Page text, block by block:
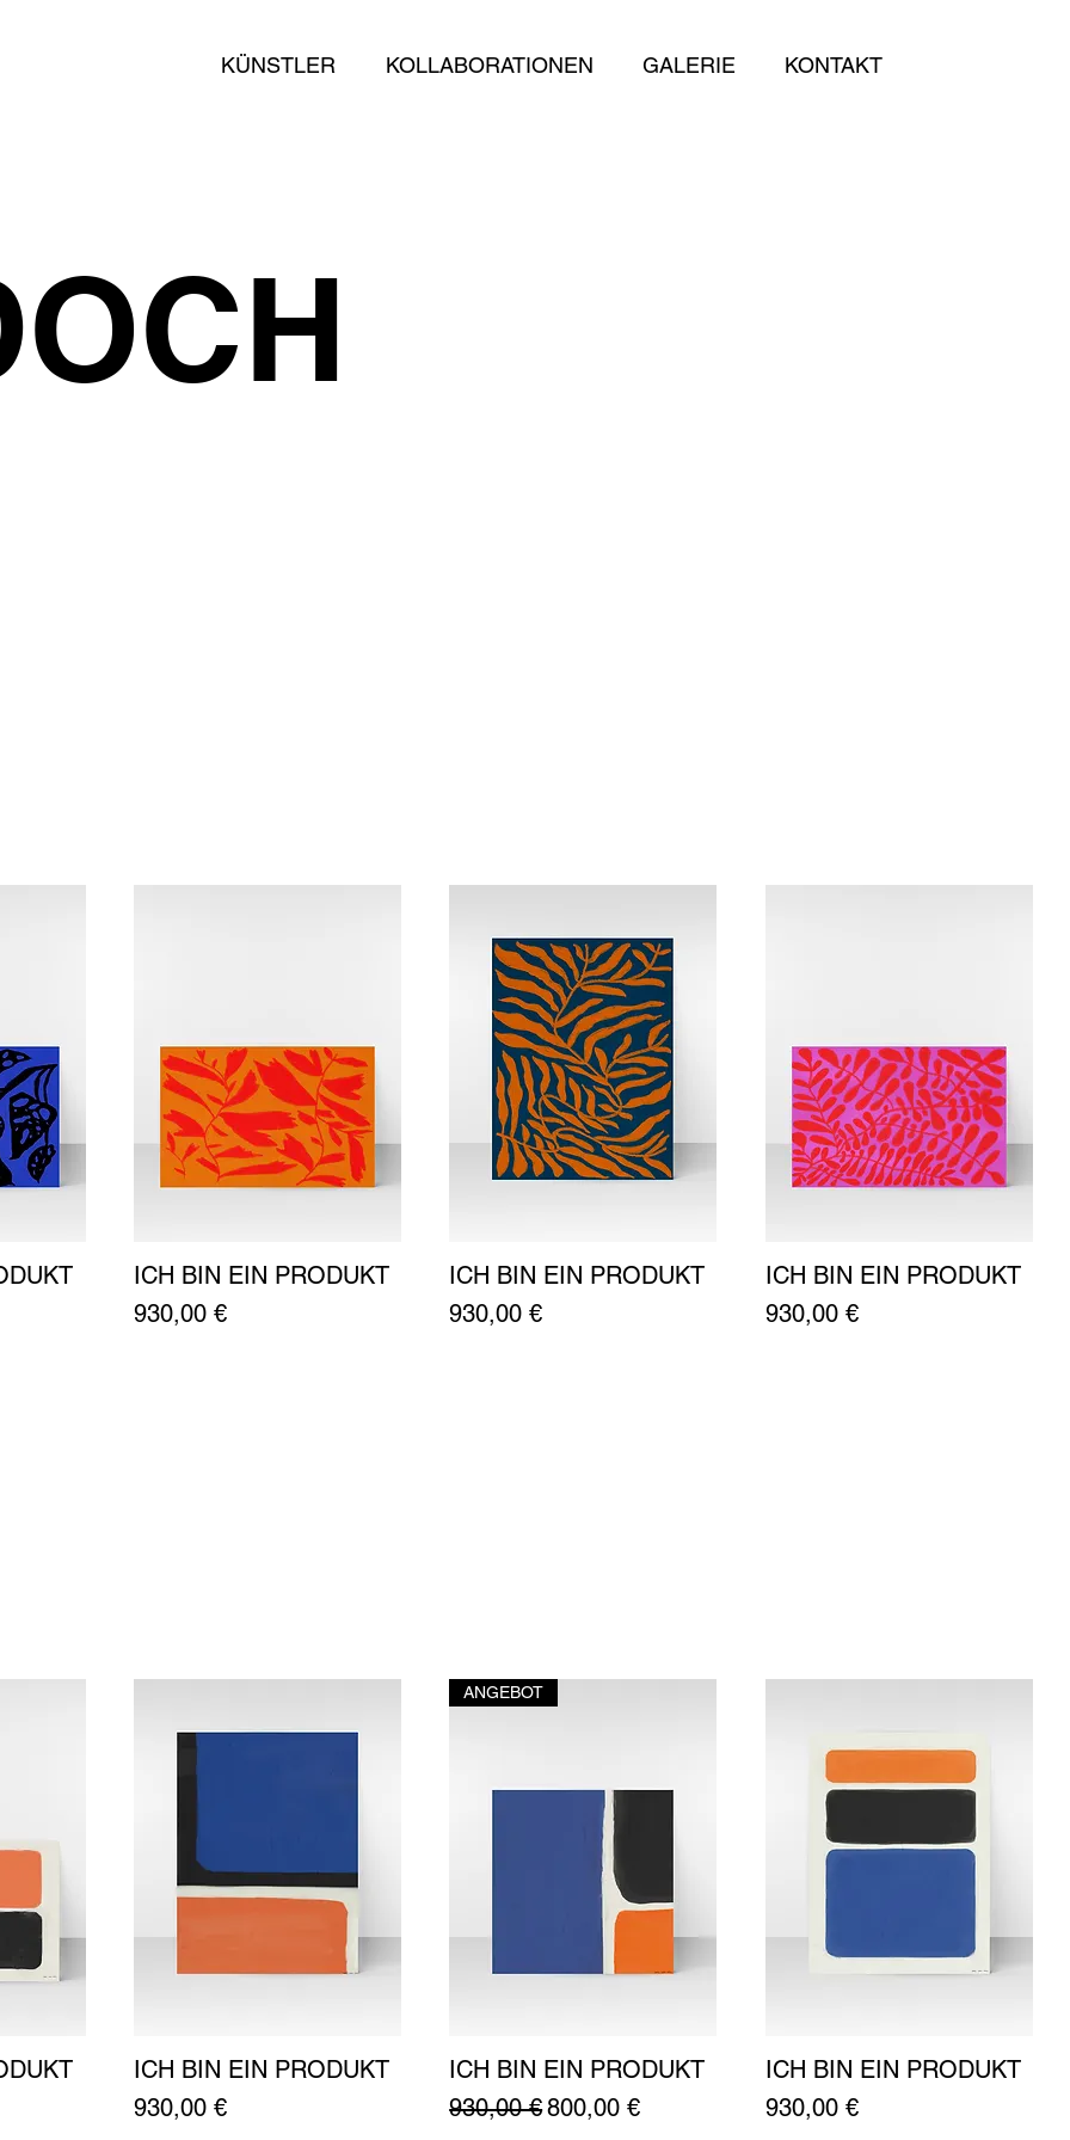
KÜNSTLER KOLLABORATIONEN GALERIE KONTAKT
Schnellansicht
ICH BIN EIN PRODUKT
Preis
930,00 €
Schnellansicht
ICH BIN EIN PRODUKT
Preis
930,00 €
Schnellansicht
ICH BIN EIN PRODUKT
Preis
930,00 €
Schnellansicht
ICH BIN EIN PRODUKT
Preis
930,00 €
Schnellansicht
ANGEBOT
ICH BIN EIN PRODUKT
Standardpreis
930,00 €Sale-Preis
800,00 €
Schnellansicht
ICH BIN EIN PRODUKT
Preis
930,00 €